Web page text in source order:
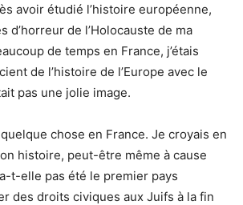
avoir étudié l’histoire européenne,
d’horreur de l’Holocauste de ma
de temps en France, j’étais
de l’histoire de l’Europe avec le
pas une jolie image.
chose en France. Je croyais en
histoire, peut-être même à cause
t-elle pas été le premier pays
des droits civiques aux Juifs à la fin